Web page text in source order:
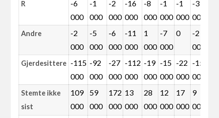
R
-6
000
-1
000
-2
000
-16
000
-8
000
-1
000
-1
000
-3
000
Andre
-2
000
-5
000
-6
000
-11
000
1
000
-7
000
0
-2
000
Gjerdesittere -115
000
-92
000
-27
000
-112
000
-19
000
-15
000
-22
000
-15
000
Stemte ikke
sist
109
000
59
000
172
000
13
000
28
000
12
000
17
000
9
000